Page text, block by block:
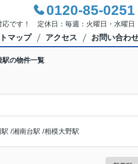
0120-85-0251
です！ 定休日：毎週：火曜日・水曜日
マップ アクセス お問い合わ
駅の物件一覧
/湘南台駅 /相模大野駅